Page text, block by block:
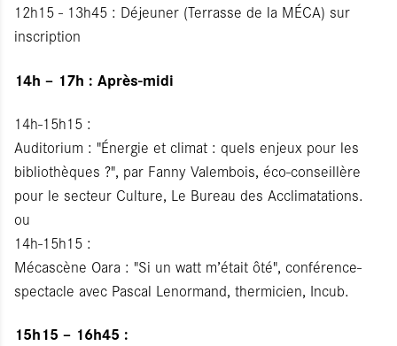
12h15 - 13h45 : Déjeuner (Terrasse de la MÉCA) sur
inscription
14h – 17h : Après-midi
14h-15h15 :
Auditorium : "Énergie et climat : quels enjeux pour les
bibliothèques ?", par Fanny Valembois, éco-conseillère
pour le secteur Culture, Le Bureau des Acclimatations.
ou
14h-15h15 :
Mécascène Oara : "Si un watt m’était ôté", conférence-
spectacle avec Pascal Lenormand, thermicien, Incub.
15h15 – 16h45 :